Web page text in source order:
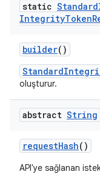
static Standard
IntegrityToken
builder()
oluşturur.
abstract String
requestHash()
API'ye sağlanan